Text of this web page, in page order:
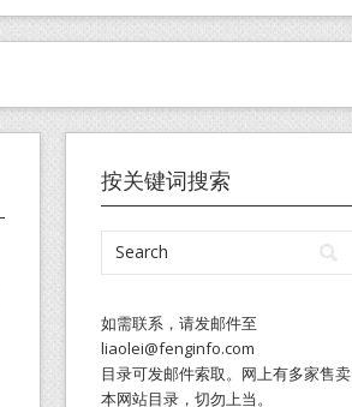
按关键词搜索
如需联系，请发邮件至
liaolei@fenginfo.com
目录可发邮件索取。网上有多家售卖
本网站目录，切勿上当。